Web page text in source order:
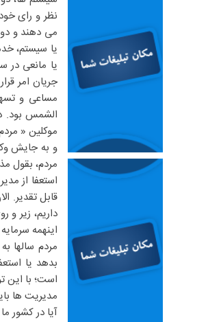
نظر و رای
می دهند و
یا سیستم،
یا مانعی در
جریان امر
مساعی و
الشمس بود.
موکلین «
و به جایش
مردم، بقول
استعفا از
قابل تقدیر.
داریم، زیر
اینهمه
مردم سالها
بدهد یا
است؛ با این
مدیریت ها
آیا در کشور